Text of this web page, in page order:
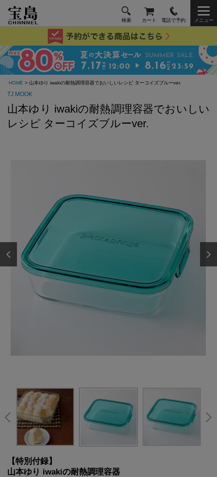
検索 カート 電話で予約 メニュー
HOME > 山本ゆり iwakiの耐熱調理容器でおいしいレシピ ターコイズブルーver.
TJ MOOK
山本ゆり iwakiの耐熱調理容器でおいしい
レシピ ターコイズブルーver.
【特別付録】
山本ゆり iwakiの耐熱調理容器